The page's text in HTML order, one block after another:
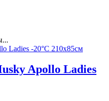
Apollo Ladies